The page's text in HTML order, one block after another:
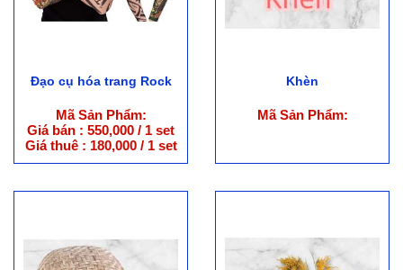
Đạo cụ hóa trang Rock
Mã Sản Phẩm:
Giá bán : 550,000 / 1 set
Giá thuê : 180,000 / 1 set
Khèn
Mã Sản Phẩm: